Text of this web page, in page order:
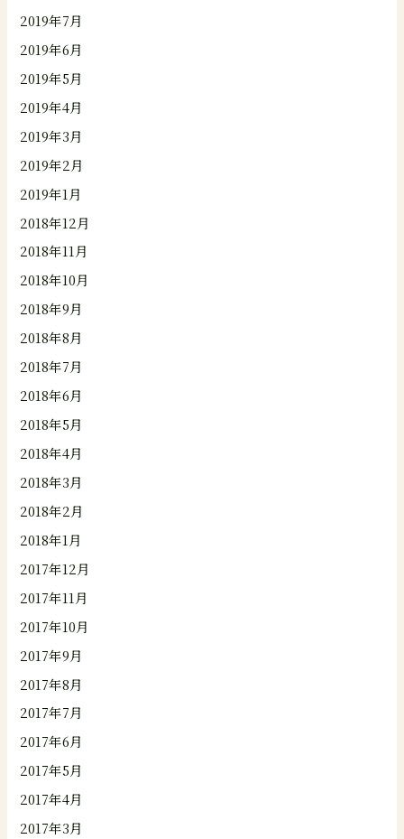
2019年7月
2019年6月
2019年5月
2019年4月
2019年3月
2019年2月
2019年1月
2018年12月
2018年11月
2018年10月
2018年9月
2018年8月
2018年7月
2018年6月
2018年5月
2018年4月
2018年3月
2018年2月
2018年1月
2017年12月
2017年11月
2017年10月
2017年9月
2017年8月
2017年7月
2017年6月
2017年5月
2017年4月
2017年3月